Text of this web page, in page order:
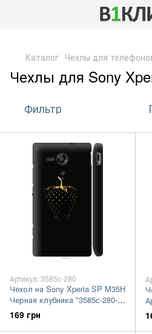
Каталог Чехлы для
Чехлы для Sony
Фильтр
Артикул: 3585c-280
Чехол на Sony Xperia SP M35H
Черная клубника "3585c-280-
7105"
169 грн